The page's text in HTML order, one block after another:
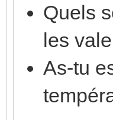
Quels
les
As-tu